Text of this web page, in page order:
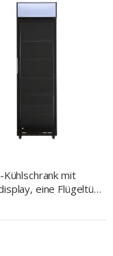
mit
eine Flügeltür,